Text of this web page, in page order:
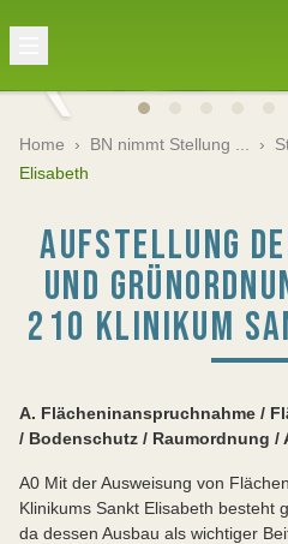
Home › BN nimmt Stellung ... ›
Elisabeth
AUFSTELLUNG
UND
210 KLINIKUM
A. Flächeninanspruchnahme /
/ Bodenschutz / Raumordnung /
A0 Mit der Ausweisung von
Klinikums Sankt Elisabeth besteht
da dessen Ausbau als wichtiger